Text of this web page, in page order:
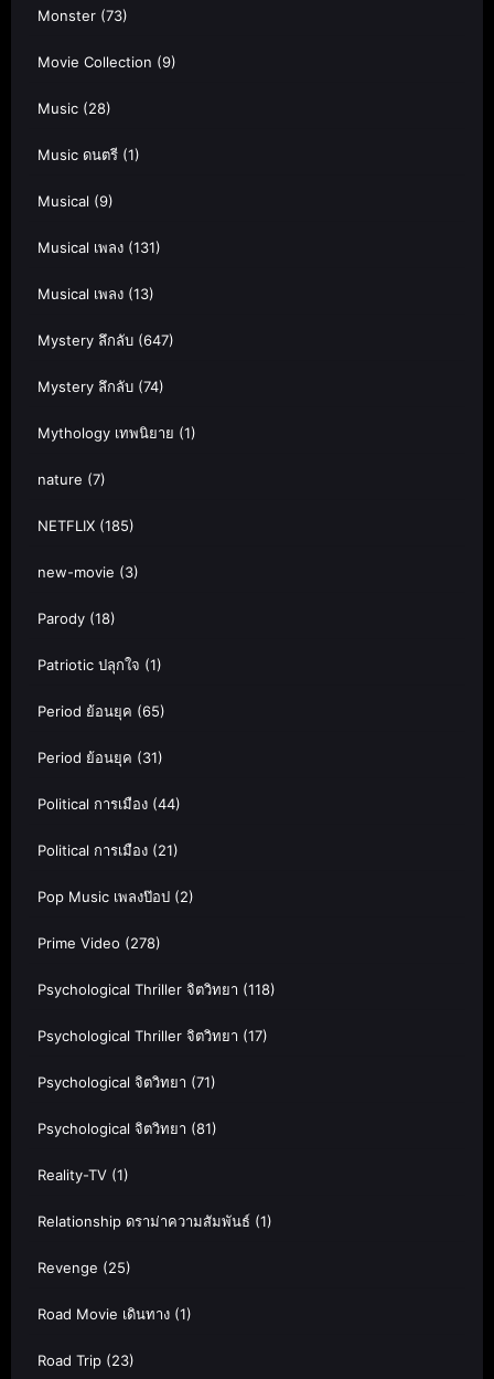
Monster (73)
Movie Collection (9)
Music (28)
Music ดนตรี (1)
Musical (9)
Musical เพลง (131)
Musical เพลง (13)
Mystery ลึกลับ (647)
Mystery ลึกลับ (74)
Mythology เทพนิยาย (1)
nature (7)
NETFLIX (185)
new-movie (3)
Parody (18)
Patriotic ปลุกใจ (1)
Period ย้อนยุค (65)
Period ย้อนยุค (31)
Political การเมือง (44)
Political การเมือง (21)
Pop Music เพลงป๊อป (2)
Prime Video (278)
Psychological Thriller จิตวิทยา (118)
Psychological Thriller จิตวิทยา (17)
Psychological จิตวิทยา (71)
Psychological จิตวิทยา (81)
Reality-TV (1)
Relationship ดราม่าความสัมพันธ์ (1)
Revenge (25)
Road Movie เดินทาง (1)
Road Trip (23)